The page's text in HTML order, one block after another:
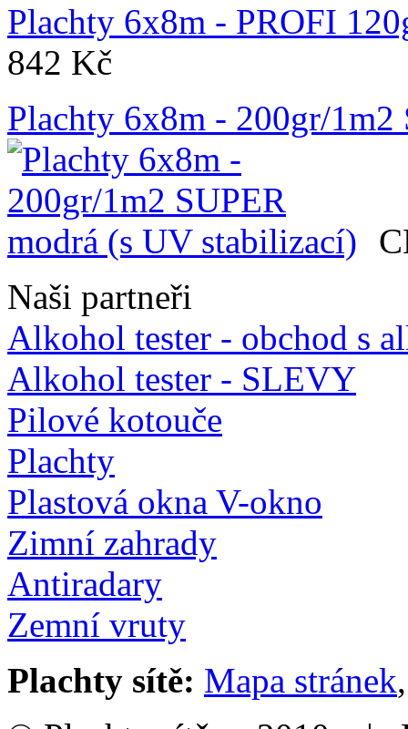
Plachty 6x8m - PROFI
842 Kč
Plachty 6x8m - 200gr/
Naši partneři
Alkohol tester - obchod s
Alkohol tester - SLEVY
Pilové kotouče
Plachty
Plastová okna V-okno
Zimní zahrady
Antiradary
Zemní vruty
Plachty sítě: Mapa stránek